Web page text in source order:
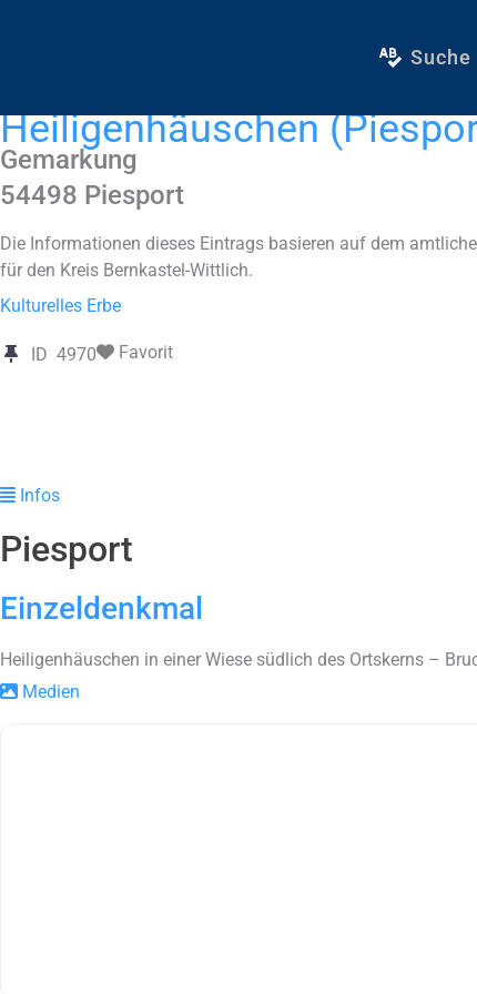
Suche
Heiligenhäuschen
Gemarkung
54498 Piesport
Die Informationen dieses Eintrags basieren auf dem
für den Kreis Bernkastel-Wittlich.
Kulturelles Erbe
ID 4970 Favorit
Infos
Piesport
Einzeldenkmal
Heiligenhäuschen in einer Wiese südlich des Ortskerns –
Medien